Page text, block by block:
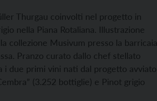
Thurgau coinvolti nel progetto in
nella Piana Rotaliana. Illustrazione
collezione Musivum presso la barricaia
Pranzo curato dallo chef stellato
i due primi vini nati dal progetto avviato
(3.252 bottiglie) e Pinot grigio